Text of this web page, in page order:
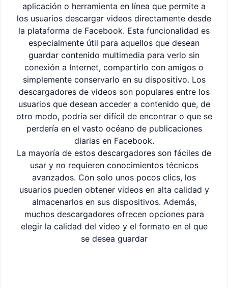
aplicación o herramienta en línea que permite a
los usuarios descargar videos directamente desde
la plataforma de Facebook. Esta funcionalidad es
especialmente útil para aquellos que desean
guardar contenido multimedia para verlo sin
conexión a Internet, compartirlo con amigos o
simplemente conservarlo en su dispositivo. Los
descargadores de videos son populares entre los
usuarios que desean acceder a contenido que, de
otro modo, podría ser difícil de encontrar o que se
perdería en el vasto océano de publicaciones
diarias en Facebook.
La mayoría de estos descargadores son fáciles de
usar y no requieren conocimientos técnicos
avanzados. Con solo unos pocos clics, los
usuarios pueden obtener videos en alta calidad y
almacenarlos en sus dispositivos. Además,
muchos descargadores ofrecen opciones para
elegir la calidad del video y el formato en el que
se desea guardar